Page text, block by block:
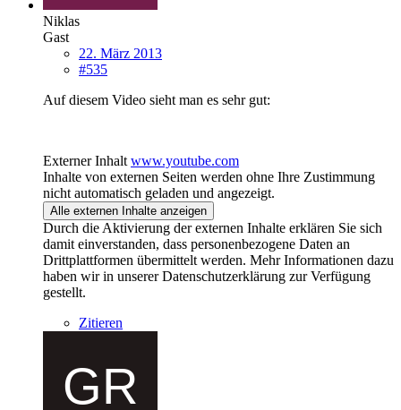
Niklas
Gast
22. März 2013
#535
Auf diesem Video sieht man es sehr gut:
Externer Inhalt www.youtube.com
Inhalte von externen Seiten werden ohne Ihre Zustimmung
nicht automatisch geladen und angezeigt.
Alle externen Inhalte anzeigen
Durch die Aktivierung der externen Inhalte erklären Sie sich
damit einverstanden, dass personenbezogene Daten an
Drittplattformen übermittelt werden. Mehr Informationen dazu
haben wir in unserer Datenschutzerklärung zur Verfügung
gestellt.
Zitieren